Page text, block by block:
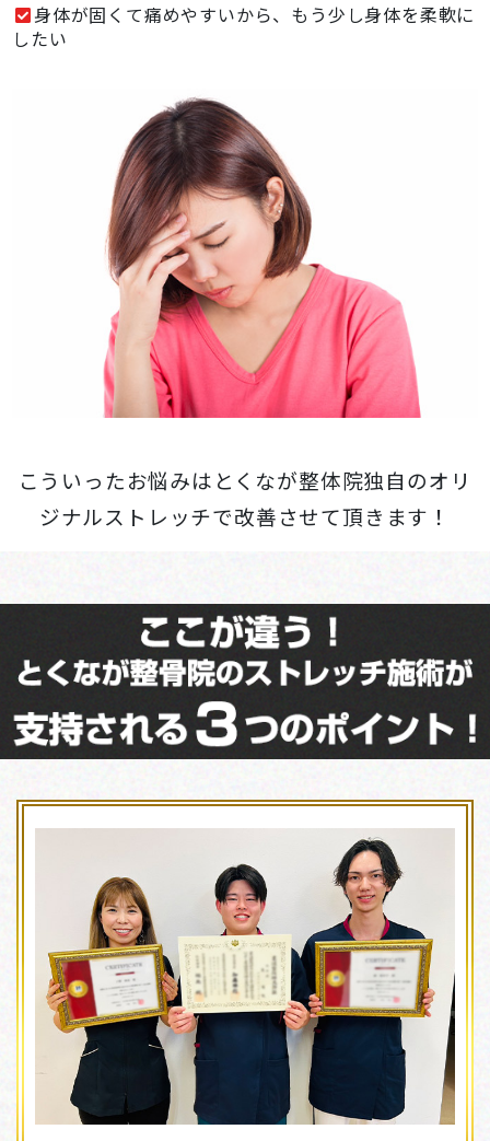
身体が固くて痛めやすいから、もう少し身体を柔軟に
したい
こういったお悩みはとくなが整体院独自のオリ
ジナルストレッチで改善させて頂きます！